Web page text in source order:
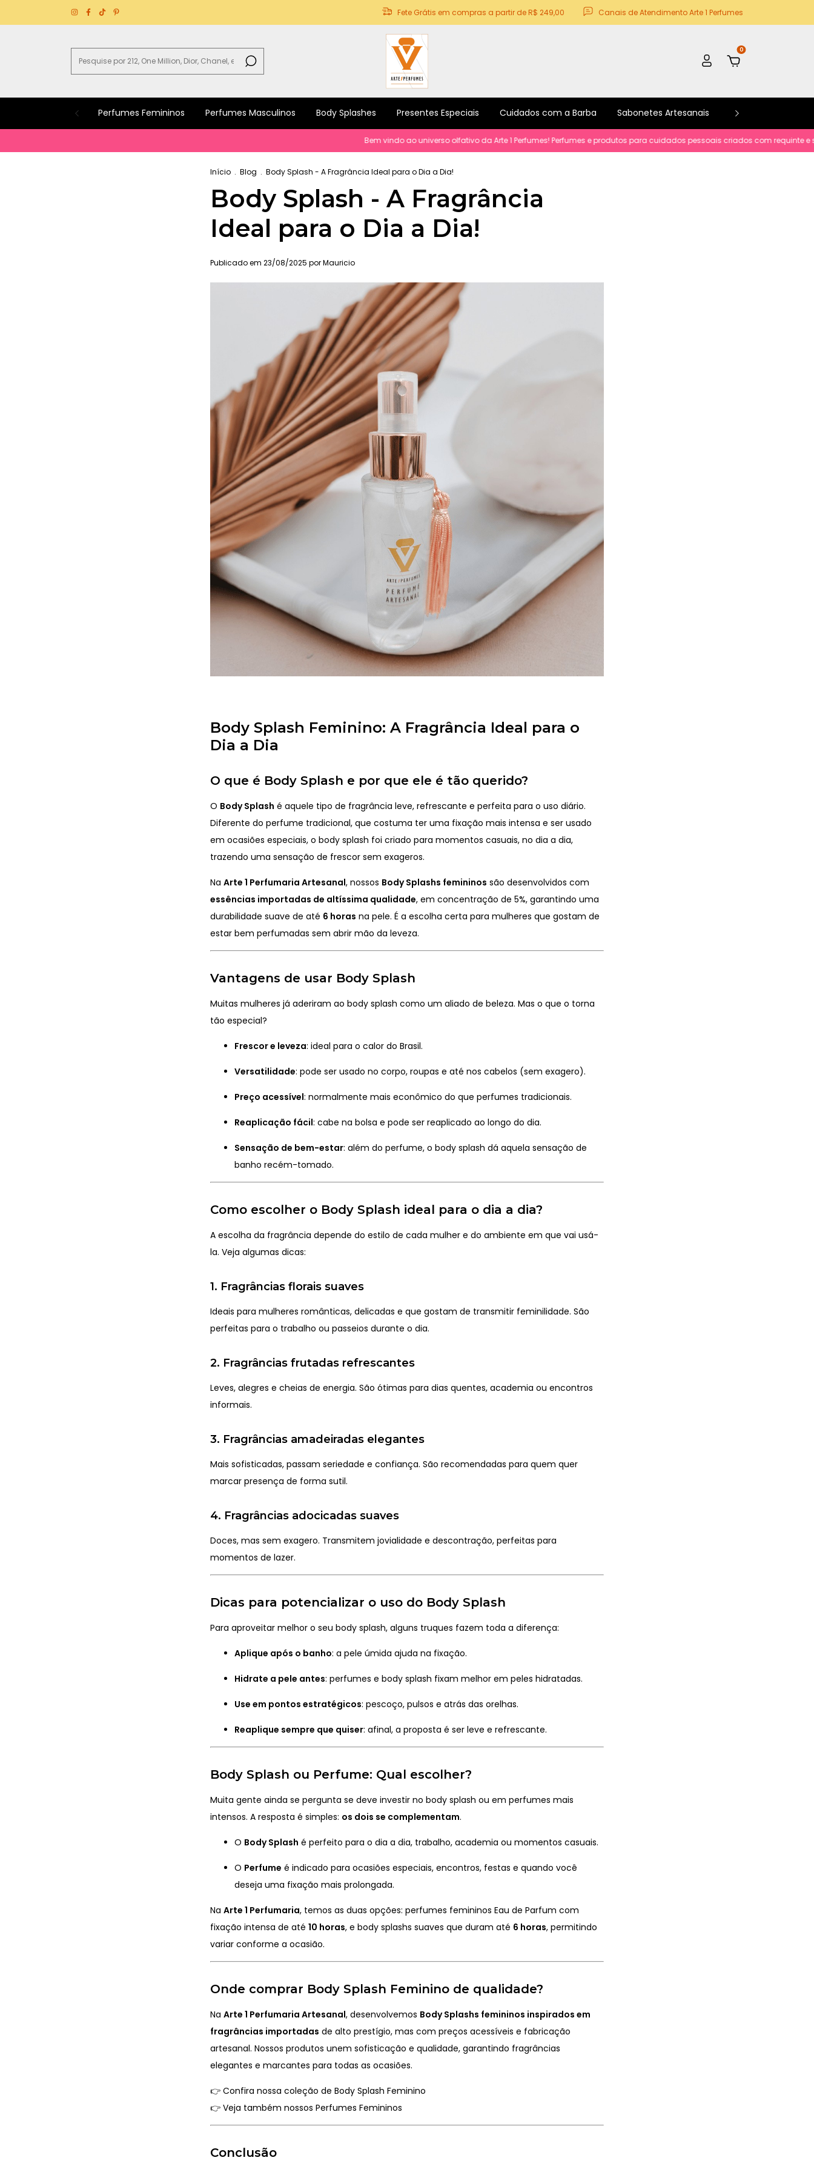
Fete Grátis em compras a partir de R$ 249,00 Canais de Atendimento Arte 1 Perfumes
0
Perfumes Femininos Perfumes Masculinos Body Splashes Presentes Especiais Cuidados com a Barba Sabonetes Artesanais Kits e Promoções
Bem vindo ao universo olfativo da Arte 1 Perfumes! Perfumes e produtos para cuidados pessoais criados com requinte e
Início . Blog . Body Splash - A Fragrância Ideal para o Dia a Dia!
Body Splash - A Fragrância
Ideal para o Dia a Dia!
Publicado em 23/08/2025 por Mauricio
Body Splash Feminino: A Fragrância Ideal para o
Dia a Dia
O que é Body Splash e por que ele é tão querido?
O Body Splash é aquele tipo de fragrância leve, refrescante e perfeita para o uso diário.
Diferente do perfume tradicional, que costuma ter uma fixação mais intensa e ser usado
em ocasiões especiais, o body splash foi criado para momentos casuais, no dia a dia,
trazendo uma sensação de frescor sem exageros.
Na Arte 1 Perfumaria Artesanal, nossos Body Splashs femininos são desenvolvidos com
essências importadas de altíssima qualidade, em concentração de 5%, garantindo uma
durabilidade suave de até 6 horas na pele. É a escolha certa para mulheres que gostam de
estar bem perfumadas sem abrir mão da leveza.
Vantagens de usar Body Splash
Muitas mulheres já aderiram ao body splash como um aliado de beleza. Mas o que o torna
tão especial?
Frescor e leveza: ideal para o calor do Brasil.
Versatilidade: pode ser usado no corpo, roupas e até nos cabelos (sem exagero).
Preço acessível: normalmente mais econômico do que perfumes tradicionais.
Reaplicação fácil: cabe na bolsa e pode ser reaplicado ao longo do dia.
Sensação de bem-estar: além do perfume, o body splash dá aquela sensação de
banho recém-tomado.
Como escolher o Body Splash ideal para o dia a dia?
A escolha da fragrância depende do estilo de cada mulher e do ambiente em que vai usá-
la. Veja algumas dicas:
1. Fragrâncias florais suaves
Ideais para mulheres românticas, delicadas e que gostam de transmitir feminilidade. São
perfeitas para o trabalho ou passeios durante o dia.
2. Fragrâncias frutadas refrescantes
Leves, alegres e cheias de energia. São ótimas para dias quentes, academia ou encontros
informais.
3. Fragrâncias amadeiradas elegantes
Mais sofisticadas, passam seriedade e confiança. São recomendadas para quem quer
marcar presença de forma sutil.
4. Fragrâncias adocicadas suaves
Doces, mas sem exagero. Transmitem jovialidade e descontração, perfeitas para
momentos de lazer.
Dicas para potencializar o uso do Body Splash
Para aproveitar melhor o seu body splash, alguns truques fazem toda a diferença:
Aplique após o banho: a pele úmida ajuda na fixação.
Hidrate a pele antes: perfumes e body splash fixam melhor em peles hidratadas.
Use em pontos estratégicos: pescoço, pulsos e atrás das orelhas.
Reaplique sempre que quiser: afinal, a proposta é ser leve e refrescante.
Body Splash ou Perfume: Qual escolher?
Muita gente ainda se pergunta se deve investir no body splash ou em perfumes mais
intensos. A resposta é simples: os dois se complementam.
O Body Splash é perfeito para o dia a dia, trabalho, academia ou momentos casuais.
O Perfume é indicado para ocasiões especiais, encontros, festas e quando você
deseja uma fixação mais prolongada.
Na Arte 1 Perfumaria, temos as duas opções: perfumes femininos Eau de Parfum com
fixação intensa de até 10 horas, e body splashs suaves que duram até 6 horas, permitindo
variar conforme a ocasião.
Onde comprar Body Splash Feminino de qualidade?
Na Arte 1 Perfumaria Artesanal, desenvolvemos Body Splashs femininos inspirados em
fragrâncias importadas de alto prestígio, mas com preços acessíveis e fabricação
artesanal. Nossos produtos unem sofisticação e qualidade, garantindo fragrâncias
elegantes e marcantes para todas as ocasiões.
👉 Confira nossa coleção de Body Splash Feminino
👉 Veja também nossos Perfumes Femininos
Conclusão